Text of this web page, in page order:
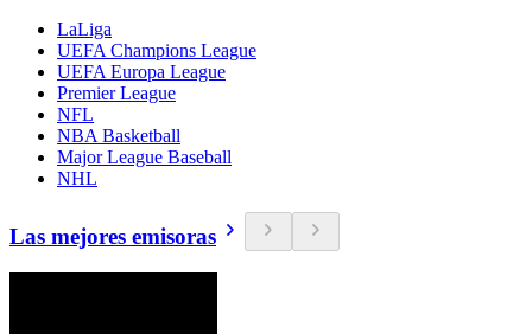
LaLiga
UEFA Champions League
UEFA Europa League
Premier League
NFL
NBA Basketball
Major League Baseball
NHL
Las mejores emisoras